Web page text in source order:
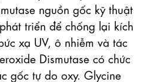
nguồn gốc kỹ thuật
triển để chống lại kích
xạ UV, ô nhiễm và tác
Dismutase có chức
gốc tự do oxy. Glycine